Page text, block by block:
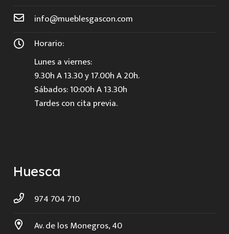
info@mueblesgascon.com
Horario:
Lunes a viernes:
9.30h A 13.30 y 17.00h A 20h.
Sábados: 10:00h A 13.30h
Tardes con cita previa.
Huesca
974 704 710
Av. de los Monegros, 40